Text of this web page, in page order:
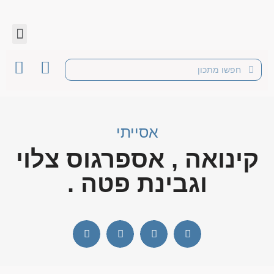
אסייתי
קינואה , אספרגוס צלוי
וגבינת פטה .